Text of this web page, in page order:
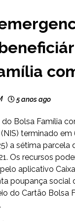
5 anos ago
do Bolsa Família
terminado em
a sétima parcela
Os recursos
aplicativo
poupança social
do Cartão Bolsa